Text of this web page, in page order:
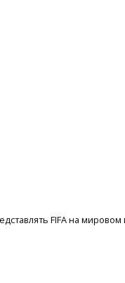
FIFA на